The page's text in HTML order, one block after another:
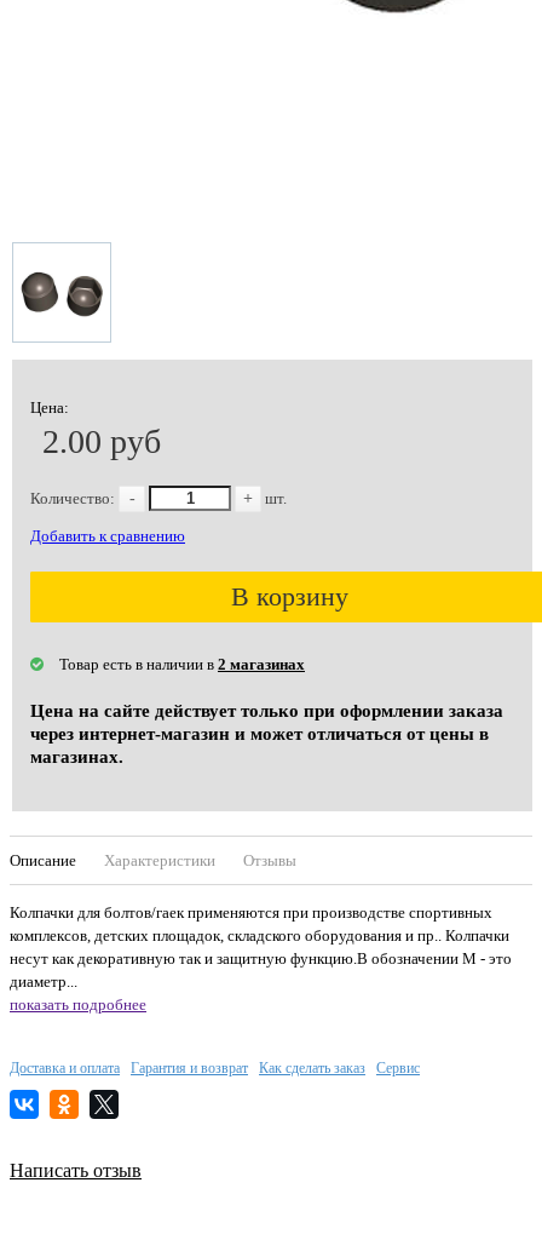
Цена:
2.00 руб
Количество: - + шт.
Добавить к сравнению
В корзину
Товар есть в наличии в 2 магазинах
Цена на сайте действует только при оформлении заказа
через интернет-магазин и может отличаться от цены в
магазинах.
Описание Характеристики Отзывы
Колпачки для болтов/гаек применяются при производстве спортивных
комплексов, детских площадок, складского оборудования и пр.. Колпачки
несут как декоративную так и защитную функцию.В обозначении М - это
диаметр...
показать подробнее
Доставка и оплата Гарантия и возврат Как сделать заказ Сервис
Написать отзыв